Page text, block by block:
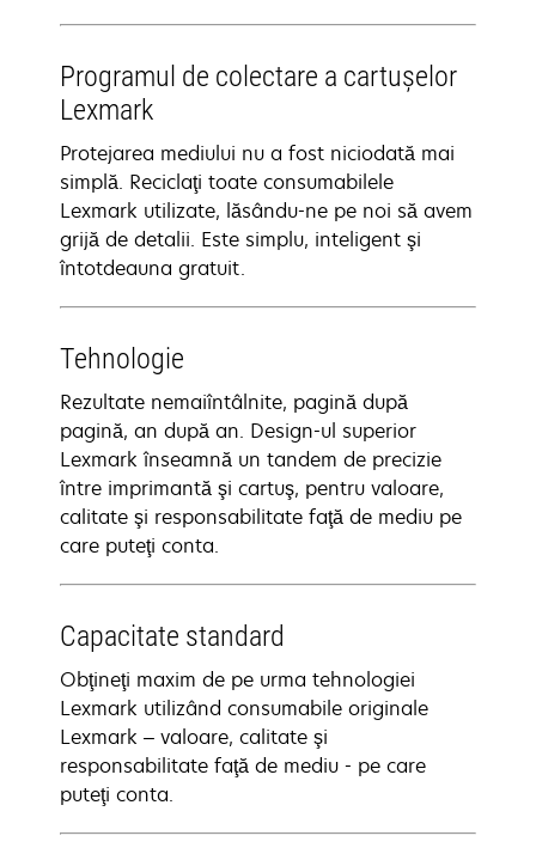
Programul de colectare a cartuşelor
Lexmark
Protejarea mediului nu a fost niciodată mai
simplă. Reciclaţi toate consumabilele
Lexmark utilizate, lăsându-ne pe noi să avem
grijă de detalii. Este simplu, inteligent şi
întotdeauna gratuit.
Tehnologie
Rezultate nemaiîntâlnite, pagină după
pagină, an după an. Design-ul superior
Lexmark înseamnă un tandem de precizie
între imprimantă şi cartuş, pentru valoare,
calitate şi responsabilitate faţă de mediu pe
care puteţi conta.
Capacitate standard
Obţineţi maxim de pe urma tehnologiei
Lexmark utilizând consumabile originale
Lexmark – valoare, calitate şi
responsabilitate faţă de mediu - pe care
puteţi conta.